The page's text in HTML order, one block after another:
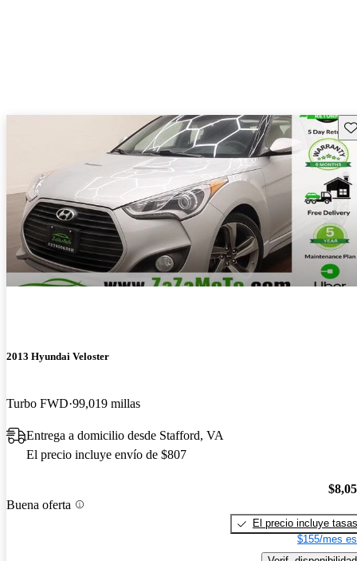
2013 Hyundai Veloster
Turbo FWD 99,019 millas
Entrega a domicilio desde Stafford, VA
El precio incluye envío de $807
Buena oferta
El precio incluye tasas
$155/mes